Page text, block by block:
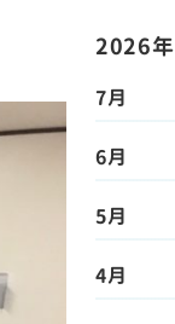
2026年
7月
6月
5月
4月